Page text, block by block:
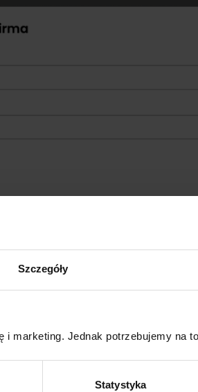
Szczegóły
i marketing. Jednak potrzebujemy na
Statystyka